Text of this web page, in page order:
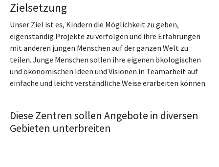
Zielsetzung
Unser Ziel ist es, Kindern die Möglichkeit zu geben,
eigenständig Projekte zu verfolgen und ihre Erfahrungen
mit anderen jungen Menschen auf der ganzen Welt zu
teilen. Junge Menschen sollen ihre eigenen ökologischen
und ökonomischen Ideen und Visionen in Teamarbeit auf
einfache und leicht verständliche Weise erarbeiten können.
Diese Zentren sollen Angebote in diversen
Gebieten unterbreiten